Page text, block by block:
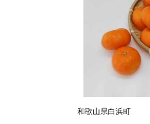
和歌山県白浜町